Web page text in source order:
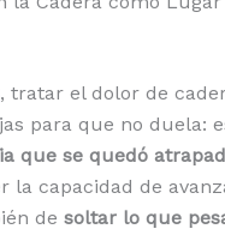
, tratar el dolor de
para que no duela:
que se quedó
la capacidad de
de soltar lo que